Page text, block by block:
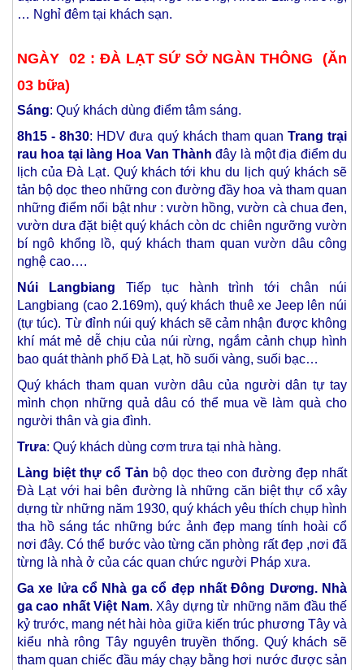
… Nghỉ đêm tại khách sạn.
NGÀY 02 : ĐÀ LẠT SỨ SỞ NGÀN THÔNG (Ăn
03 bữa)
Sáng: Quý khách dùng điểm tâm sáng.
8h15 - 8h30: HDV đưa quý khách tham quan Trang trại
rau hoa tại làng Hoa Van Thành đây là một địa điểm du
lịch của Đà Lạt. Quý khách tới khu du lịch quý khách sẽ
tản bộ dọc theo những con đường đầy hoa và tham quan
những điểm nổi bật như : vườn hồng, vườn cà chua đen,
vườn dưa đặt biệt quý khách còn dc chiên ngưỡng vườn
bí ngô khổng lồ, quý khách tham quan vườn dâu công
nghệ cao….
Núi Langbiang Tiếp tục hành trình tới chân núi
Langbiang (cao 2.169m), quý khách thuê xe Jeep lên núi
(tự túc). Từ đỉnh núi quý khách sẽ cảm nhận được không
khí mát mẻ dễ chịu của núi rừng, ngắm cảnh chụp hình
bao quát thành phố Đà Lạt, hồ suối vàng, suối bạc…
Quý khách tham quan vườn dâu của người dân tự tay
mình chọn những quả dâu có thể mua về làm quà cho
người thân và gia đình.
Trưa: Quý khách dùng cơm trưa tại nhà hàng.
Làng biệt thự cổ Tản bộ dọc theo con đường đẹp nhất
Đà Lạt với hai bên đường là những căn biệt thự cổ xây
dựng từ những năm 1930, quý khách yêu thích chụp hình
tha hồ sáng tác những bức ảnh đẹp mang tính hoài cổ
nơi đây. Có thể bước vào từng căn phòng rất đẹp ,nơi đã
từng là nhà ở của các quan chức người Pháp xưa.
Ga xe lửa cổ Nhà ga cổ đẹp nhất Đông Dương. Nhà
ga cao nhất Việt Nam. Xây dựng từ những năm đầu thế
kỷ trước, mang nét hài hòa giữa kiến trúc phương Tây và
kiểu nhà rông Tây nguyên truyền thống. Quý khách sẽ
tham quan chiếc đầu máy chạy bằng hơi nước được sản